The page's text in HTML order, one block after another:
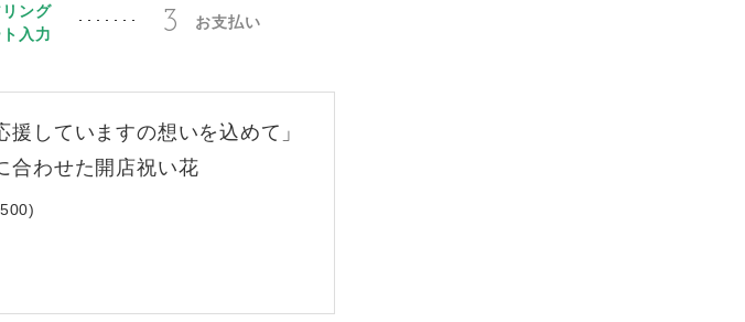
リング
入力
3 お支払い
援していますの想いを込めて」
合わせた開店祝い花